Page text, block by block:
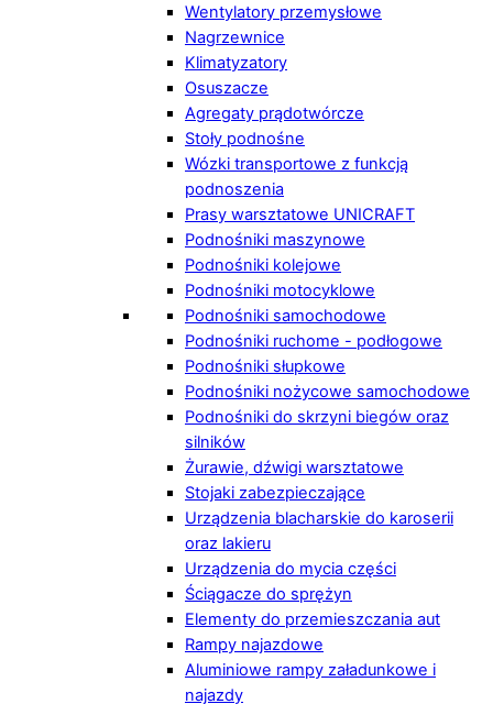
Wentylatory przemysłowe
Nagrzewnice
Klimatyzatory
Osuszacze
Agregaty prądotwórcze
Stoły podnośne
Wózki transportowe z funkcją
podnoszenia
Prasy warsztatowe UNICRAFT
Podnośniki maszynowe
Podnośniki kolejowe
Podnośniki motocyklowe
Podnośniki samochodowe
Podnośniki ruchome - podłogowe
Podnośniki słupkowe
Podnośniki nożycowe samochodowe
Podnośniki do skrzyni biegów oraz
silników
Żurawie, dźwigi warsztatowe
Stojaki zabezpieczające
Urządzenia blacharskie do karoserii
oraz lakieru
Urządzenia do mycia części
Ściągacze do sprężyn
Elementy do przemieszczania aut
Rampy najazdowe
Aluminiowe rampy załadunkowe i
najazdy